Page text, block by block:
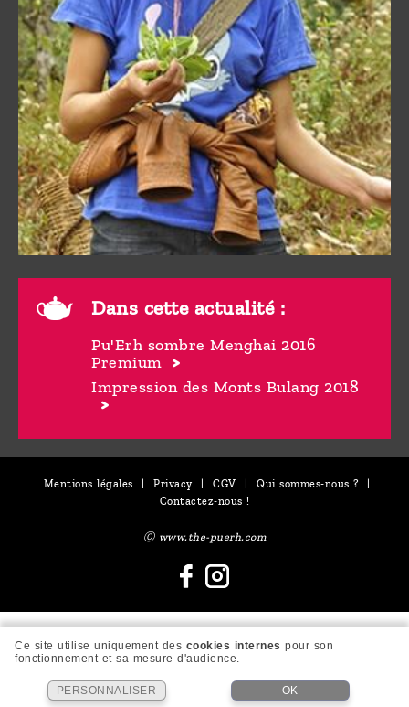
Dans cette actualité :
Pu'Erh sombre Menghai 2016
Premium
Impression des Monts Bulang 2018
Mentions légales Privacy CGV Qui sommes-nous ?
Contactez-nous !
Ⓒ www.the-puerh.com
Ce site utilise uniquement des cookies internes pour son
fonctionnement et sa mesure d'audience.
PERSONNALISER OK